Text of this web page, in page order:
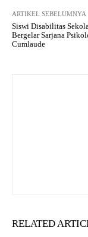
ARTIKEL SEBELUMNYA
Siswi Disabilitas
Bergelar Sarjana
Cumlaude
RELATED